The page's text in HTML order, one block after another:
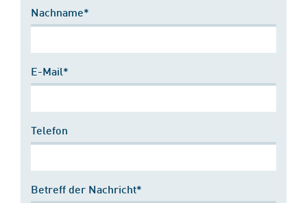
Nachname*
E-Mail*
Telefon
Betreff der Nachricht*